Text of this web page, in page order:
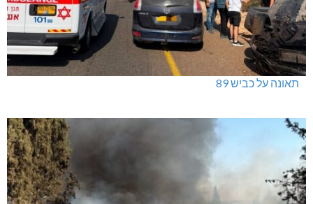
ינוח: מבנה רב תכליתי ב-120 מלש"ח